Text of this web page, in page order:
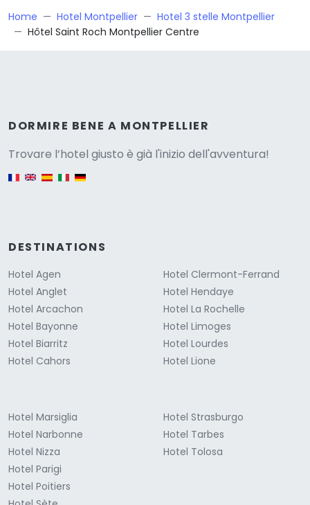
Home Hotel Montpellier
Hotel 3 stelle Montpellier
Hôtel Saint Roch Montpellier Centre
DORMIRE BENE A MONTPELLIER
Trovare l’hotel giusto è già l'inizio dell'avventura!
English version
DESTINATIONS
Hotel Agen
Hotel Anglet
Hotel Arcachon
Hotel Bayonne
Hotel Biarritz
Hotel Cahors
Hotel Clermont-Ferrand
Hotel Hendaye
Hotel La Rochelle
Hotel Limoges
Hotel Lourdes
Hotel Lione
Hotel Marsiglia
Hotel Narbonne
Hotel Nizza
Hotel Parigi
Hotel Poitiers
Hotel Strasburgo
Hotel Tarbes
Hotel Tolosa